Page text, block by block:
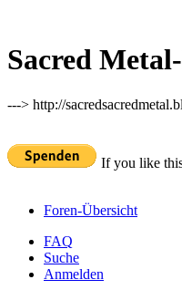
Sacred
---> http://
If you like
Foren-Übersicht
FAQ
Suche
Anmelden